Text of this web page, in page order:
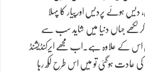
دیس ہوئے پردیس اورپیار کا پہلا
کر لکھے جہاں دنیا میں شاید سب سے
اس کے علاوہ ہے۔اب مجھے ایرکنڈیشنڈ
عادت ہوگئی تو میں اس طرح لکھ رہا